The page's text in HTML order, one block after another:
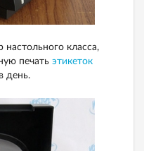
настольного класса,
печать этикеток
день.